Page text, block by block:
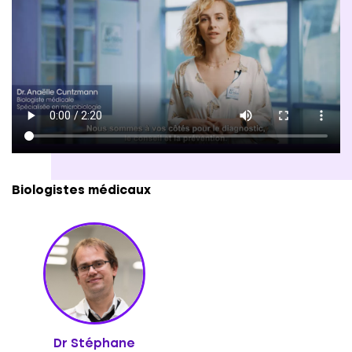
main propre au laboratoire est également
possible.
Biologistes médicaux
Dr Stéphane